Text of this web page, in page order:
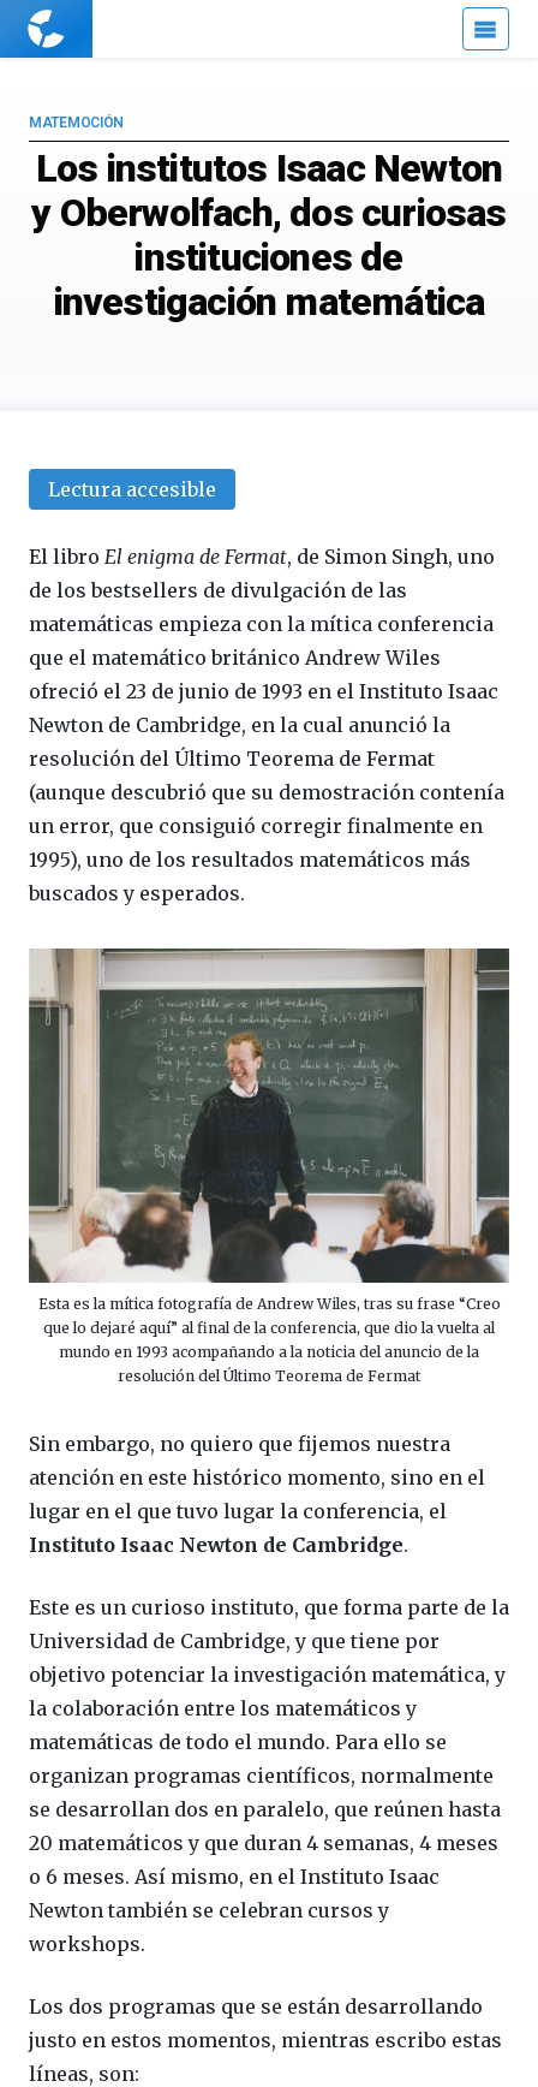
Cuaderno
Los institutos Isaac Newton
y Oberwolfach, dos curiosas
instituciones de
investigación matemática
MATEMOCIÓN
Lectura accesible
El libro El enigma de Fermat, de Simon Singh, uno
de los bestsellers de divulgación de las
matemáticas empieza con la mítica conferencia
que el matemático británico Andrew Wiles
ofreció el 23 de junio de 1993 en el Instituto Isaac
Newton de Cambridge, en la cual anunció la
resolución del Último Teorema de Fermat
(aunque descubrió que su demostración contenía
un error, que consiguió corregir finalmente en
1995), uno de los resultados matemáticos más
buscados y esperados.
Esta es la mítica fotografía de Andrew Wiles, tras su frase “Creo
que lo dejaré aquí” al final de la conferencia, que dio la vuelta al
mundo en 1993 acompañando a la noticia del anuncio de la
resolución del Último Teorema de Fermat
Sin embargo, no quiero que fijemos nuestra
atención en este histórico momento, sino en el
lugar en el que tuvo lugar la conferencia, el
Instituto Isaac Newton de Cambridge.
Este es un curioso instituto, que forma parte de la
Universidad de Cambridge, y que tiene por
objetivo potenciar la investigación matemática, y
la colaboración entre los matemáticos y
matemáticas de todo el mundo. Para ello se
organizan programas científicos, normalmente
se desarrollan dos en paralelo, que reúnen hasta
20 matemáticos y que duran 4 semanas, 4 meses
o 6 meses. Así mismo, en el Instituto Isaac
Newton también se celebran cursos y
workshops.
Los dos programas que se están desarrollando
justo en estos momentos, mientras escribo estas
líneas, son: